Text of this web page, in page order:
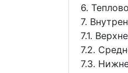
6.
7.
7.1.
7.2.
7.3.